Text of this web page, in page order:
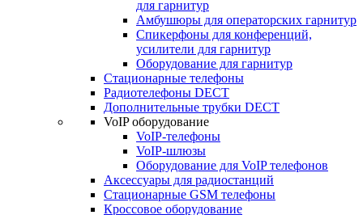
для гарнитур
Амбушюры для операторских гарнитур
Cпикерфоны для конференций,
усилители для гарнитур
Оборудование для гарнитур
Стационарные телефоны
Радиотелефоны DECT
Дополнительные трубки DECT
VoIP оборудование
VoIP-телефоны
VoIP-шлюзы
Оборудование для VoIP телефонов
Аксессуары для радиостанций
Стационарные GSM телефоны
Кроссовое оборудование